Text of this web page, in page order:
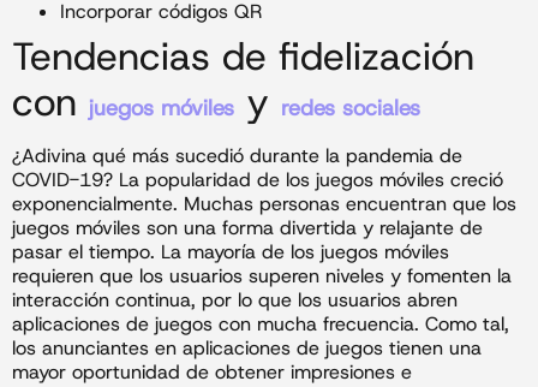
Incorporar códigos QR
Tendencias de fidelización
con juegos móviles y redes sociales
¿Adivina qué más sucedió durante la pandemia de
COVID-19? La popularidad de los juegos móviles creció
exponencialmente. Muchas personas encuentran que los
juegos móviles son una forma divertida y relajante de
pasar el tiempo. La mayoría de los juegos móviles
requieren que los usuarios superen niveles y fomenten la
interacción continua, por lo que los usuarios abren
aplicaciones de juegos con mucha frecuencia. Como tal,
los anunciantes en aplicaciones de juegos tienen una
mayor oportunidad de obtener impresiones e